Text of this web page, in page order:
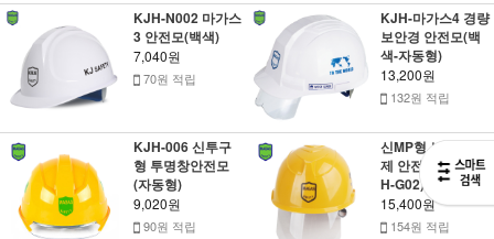
KJH-N002 마가스
3 안전모(백색)
7,040원
70원 적립
KJH-마가스4 경량
보안경 안전모(백
색-자동형)
13,200원
132원 적립
KJH-006 신투구
형 투명창안전모
(자동형)
9,020원
90원 적립
신MP형 보안경 국
제 안전모(자동.KJ
H-G02)
15,400원
154원 적립